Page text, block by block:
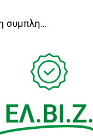
241Κ – Σύνθετη συμπληρωματική ζωοτροφή απογαλακτισμού μόσχων
ΕΛ.ΒΙ.Ζ.